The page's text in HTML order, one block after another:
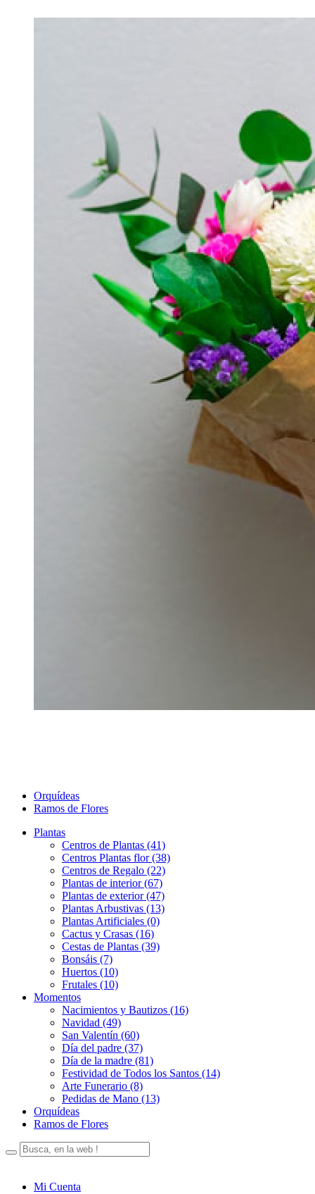
Orquídeas
Ramos de Flores
Plantas
Centros de Plantas (41)
Centros Plantas flor (38)
Centros de Regalo (22)
Plantas de interior (67)
Plantas de exterior (47)
Plantas Arbustivas (13)
Plantas Artificiales (0)
Cactus y Crasas (16)
Cestas de Plantas (39)
Bonsáis (7)
Huertos (10)
Frutales (10)
Momentos
Nacimientos y Bautizos (16)
Navidad (49)
San Valentín (60)
Día del padre (37)
Día de la madre (81)
Festividad de Todos los Santos (14)
Arte Funerario (8)
Pedidas de Mano (13)
Orquídeas
Ramos de Flores
Mi Cuenta